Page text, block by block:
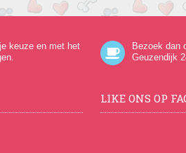
keuze en met het
Bezoek dan
Geuzendijk
LIKE ONS OP